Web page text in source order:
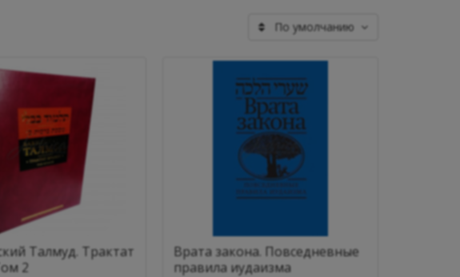
По умолчанию
Талмуд. Трактат
2
Врата закона. Повседневные
правила иудаизма